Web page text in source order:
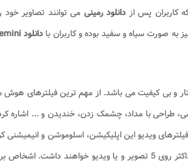
کاربران پس از دانلود رمینی می توانند تصاویر خود
به صورت سیاه و سفید بوده و کاربران با دانلود remini
تار و بی کیفیت می باشد. از مهم ترین فیلترهای
طراحی با مداد، چشمک زدن، خندیدن و ... اشاره
ویدیو این اپلیکیشن، اسلوموشن و
امکانات کامل